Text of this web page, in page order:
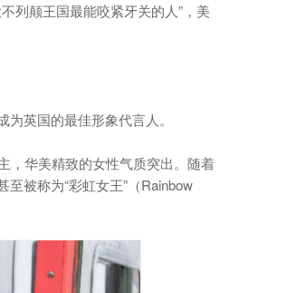
列颠王国最能咬紧牙关的人”，美
英国的最佳形象代言人。
，华美精致的女性气质突出。随着
被称为“彩虹女王”（Rainbow